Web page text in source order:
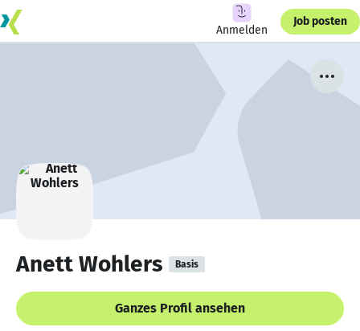
Anmelden
Job posten
Anett Wohlers Basis
Ganzes Profil ansehen